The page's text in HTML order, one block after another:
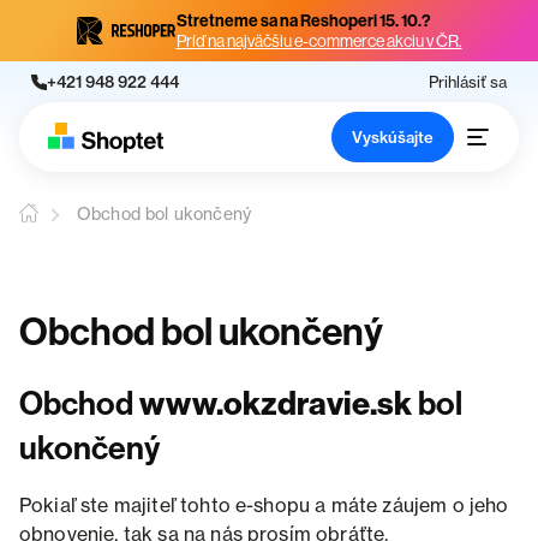
Stretneme sa na Reshoperi 15. 10.?
Príď na najväčšiu e-commerce akciu v ČR.
+421 948 922 444 Prihlásiť sa
Vyskúšajte
Obchod bol ukončený
Obchod bol ukončený
Obchodwww.okzdravie.skbol
ukončený
Pokiaľ ste majiteľ tohto e-shopu a máte záujem o jeho
obnovenie, tak sa na nás prosím obráťte.